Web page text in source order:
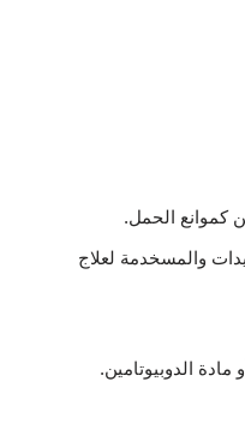
كموانع الحمل.
والمسخدمة لعلاج
مادة الدوبيوتامين.